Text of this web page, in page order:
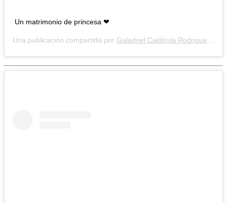
Un matrimonio de princesa ❤
Una publicación compartida por Galadriel Caldirola Rodriguez❤